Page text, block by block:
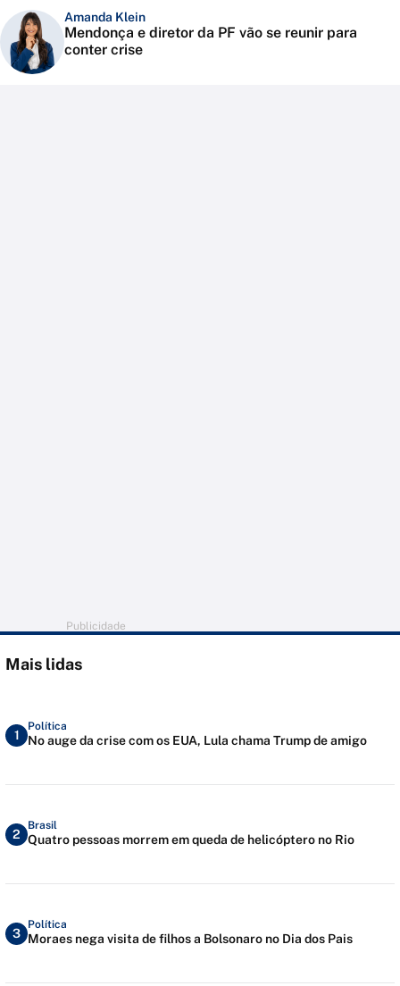
Amanda Klein
Mendonça e diretor da PF vão se reunir para
conter crise
Publicidade
Mais lidas
1
Política
No auge da crise com os EUA, Lula chama Trump de amigo
2
Brasil
Quatro pessoas morrem em queda de helicóptero no Rio
3
Política
Moraes nega visita de filhos a Bolsonaro no Dia dos Pais